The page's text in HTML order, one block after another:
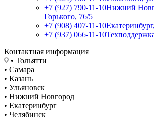
+7 (927) 790-11-10Нижний
Горького, 76/5
+7 (908) 407-11-10
+7 (937) 066-11-10
Контактная информация
• Тольятти
• Самара
• Казань
• Ульяновск
• Нижний Новгород
• Екатеринбург
• Челябинск